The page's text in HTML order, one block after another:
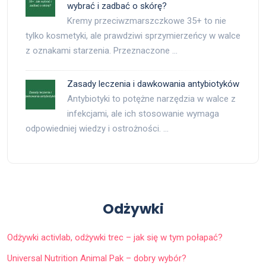
wybrać i zadbać o skórę?
Kremy przeciwzmarszczkowe 35+ to nie
tylko kosmetyki, ale prawdziwi sprzymierzeńcy w walce
z oznakami starzenia. Przeznaczone …
Zasady leczenia i dawkowania antybiotyków
Antybiotyki to potężne narzędzia w walce z
infekcjami, ale ich stosowanie wymaga
odpowiedniej wiedzy i ostrożności. …
Odżywki
Odżywki activlab, odżywki trec – jak się w tym połapać?
Universal Nutrition Animal Pak – dobry wybór?